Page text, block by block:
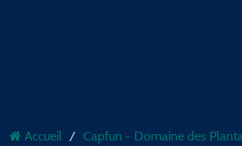
Accueil
Capfun - Domaine des